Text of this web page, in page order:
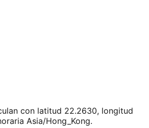
con latitud 22.2630, longitud
Asia/Hong_Kong.